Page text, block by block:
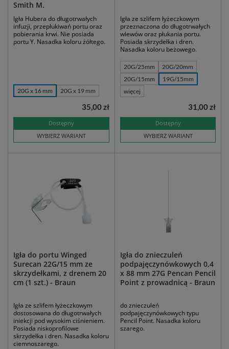
Smith M.
Igła Hubera do długotrwałych
infuzji, przepłukiwań portu oraz
pobierania krwi. Nie posiada
portu Y. Nasadka koloru żółtego.
20G x 16 mm 20G x 19 mm
Dostępny
WYBIERZ WARIANT
35,00 zł
Igła ze szlifem łyżeczkowym
przeznaczona do długotrwałych
wlewów oraz płukania portu.
Posiada skrzydełka i dren.
Nasadka koloru beżowego.
20G/25mm
20G/20mm
20G/15mm
19G/15mm
więcej
Dostępny
WYBIERZ WARIANT
31,00 zł
Igła do portu Winged
Surecan 22G/15 mm ze
skrzydełkami, z drenem 20
cm (1 szt.) - Braun
Igła ze szlifem łyżeczkowym
dostosowana do długotrwałych
iniekcji pod wysokim ciśnieniem.
Posiada niskoprofilowe
skrzydełka i dren. Nasadka koloru
ciemnoszarego.
Igła do znieczuleń
podpajęczynówkowych 0,4
x 88 mm 27G Pencan Pencil
Point z prowadnicą - Braun
do znieczuleń
podpajęczynówkowych typu
Pencil Point. Nasadka koloru
szarego.